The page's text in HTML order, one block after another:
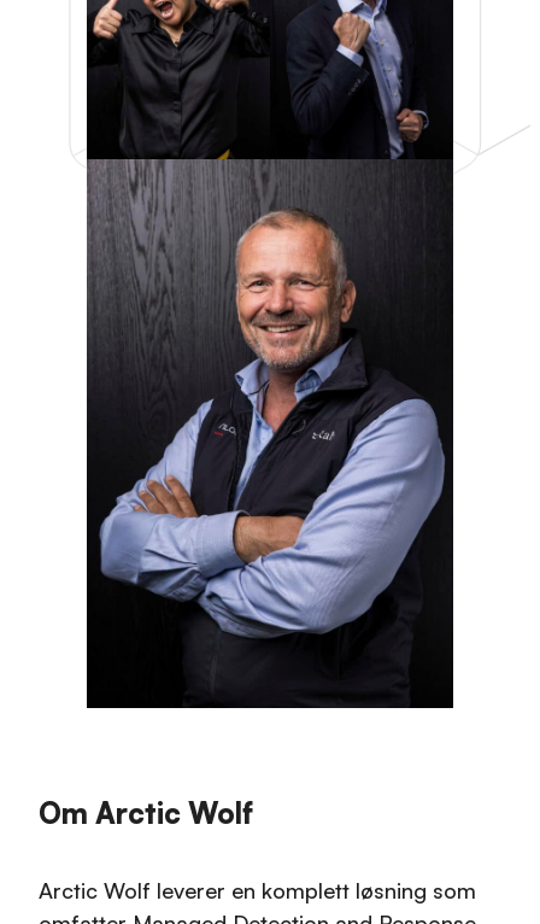
Om Arctic Wolf
Arctic Wolf leverer en komplett løsning som